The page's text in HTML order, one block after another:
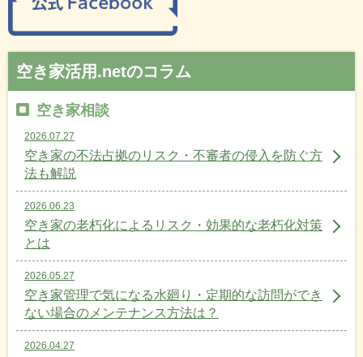
空き家活用.netのコラム
空き家相談
2026.07.27
空き家の不法占拠のリスク・不審者の侵入を防ぐ方
法も解説
2026.06.23
空き家の老朽化によるリスク・効果的な老朽化対策
とは
2026.05.27
空き家管理で気になる水廻り・定期的な訪問ができ
ない場合のメンテナンス方法は？
2026.04.27